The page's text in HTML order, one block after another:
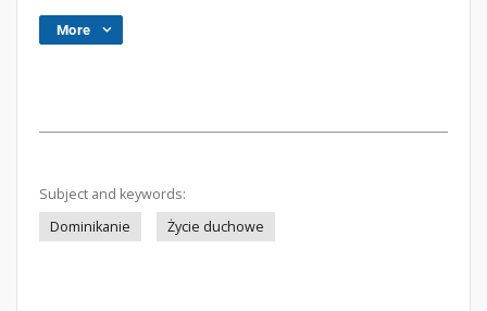
More
Subject and keywords:
Dominikanie
Życie duchowe